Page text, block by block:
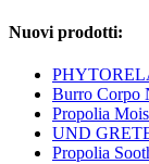
Nuovi prodotti:
Burro Corpo
Propolia
UND
Propolia